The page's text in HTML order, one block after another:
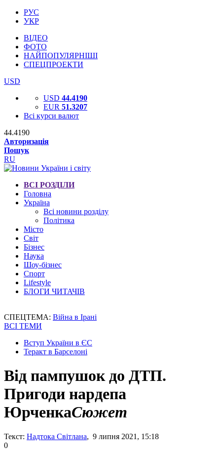
РУС
УКР
ВІДЕО
ФОТО
НАЙПОПУЛЯРНІШІ
СПЕЦПРОЕКТИ
USD
USD 44.4190
EUR 51.3207
Всі курси валют
44.4190
Авторизація
Пошук
RU
ВСІ РОЗДІЛИ
Головна
Україна
Всі новини розділу
Політика
Місто
Світ
Бізнес
Наука
Шоу-бізнес
Спорт
Lifestyle
БЛОГИ ЧИТАЧІВ
СПЕЦТЕМА: Війна в Ірані
ВСІ ТЕМИ
Вступ України в ЄС
Теракт в Барселоні
Від пампушок до ДТП.
Пригоди нардепа
ЮрченкаСюжет
Текст: Надтока Світлана, 9 липня 2021, 15:18
0